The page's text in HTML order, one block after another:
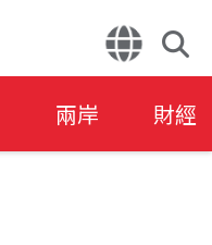
兩岸 財經